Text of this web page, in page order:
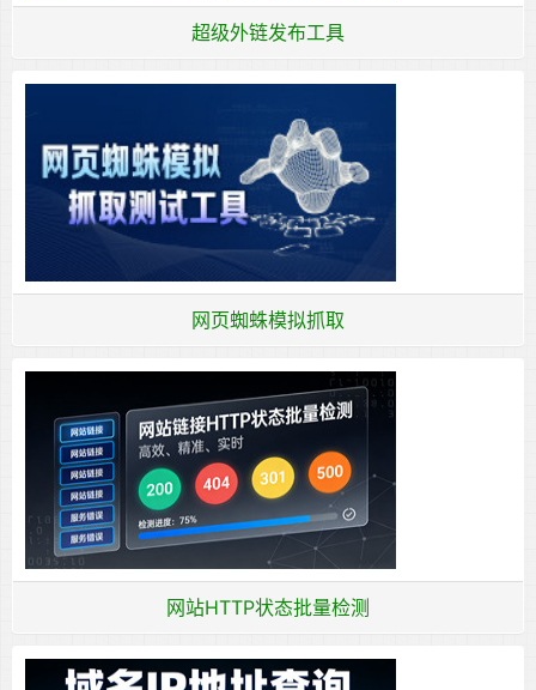
超级外链发布工具
网页蜘蛛模拟抓取
网站HTTP状态批量检测